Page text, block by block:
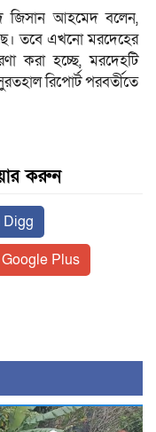
জিসান আহমেদ বলেন,
তবে এখনো মরদেহের
করা হচ্ছে, মরদেহটি
রিপোর্ট পরবর্তীতে
করুন
Digg
Google Plus